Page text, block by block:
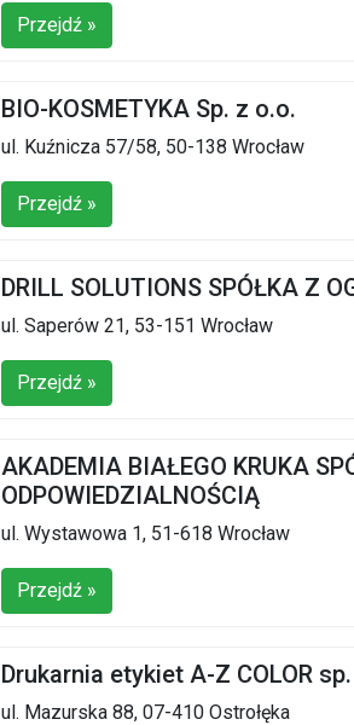
Przejdź »
BIO-KOSMETYKA Sp. z o.o.
ul. Kuźnicza 57/58, 50-138 Wrocław
Przejdź »
DRILL SOLUTIONS SPÓŁKA Z
ul. Saperów 21, 53-151 Wrocław
Przejdź »
AKADEMIA BIAŁEGO KRUKA
ODPOWIEDZIALNOŚCIĄ
ul. Wystawowa 1, 51-618 Wrocław
Przejdź »
Drukarnia etykiet A-Z COLOR
ul. Mazurska 88, 07-410 Ostrołęka